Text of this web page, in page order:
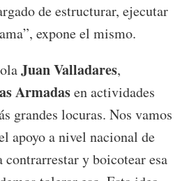
de estructurar, ejecutar
expone el mismo.
Juan Valladares,
Armadasen actividades
grandes locuras. Nos vamos
apoyo a nivel nacional de
contrarrestar y boicotear esa